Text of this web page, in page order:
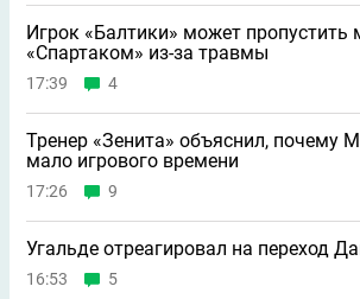
Игрок «Балтики» может пропустить
«Спартаком» из-за травмы
17:39 4
Тренер «Зенита» объяснил, почему
мало игрового времени
17:26 9
Угальде отреагировал на переход
16:53 5